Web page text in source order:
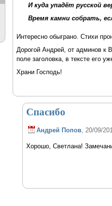
И куда упадёт русской
Время камни собрать,
Интересно обыграно. Стихи
Дорогой Андрей, от админов к
поле заголовка, в тексте его
Храни Господь!
Спасибо
Андрей Попов, 20/09/
Хорошо, Светлана!